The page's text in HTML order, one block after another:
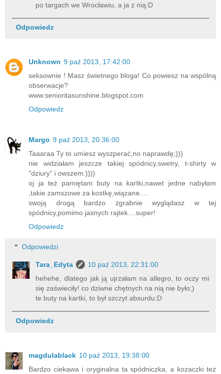
po targach we Wrocławiu, a ja z nią:D
Odpowiedz
Unknown 9 paź 2013, 17:42:00
seksownie ! Masz świetnego bloga! Co powiesz na wspólną
obserwacje?
www.senioritasunshine.blogspot.com
Odpowiedz
Margo 9 paź 2013, 20:36:00
Taaaraa Ty to umiesz wyszperać,no naprawdę;)))
nie widziałam jeszcze takiej spódnicy,swetry, t-shirty w
"dziury" i owszem:))))
oj ja też pamiętam buty na kartki,nawet jedne nabyłam
,takie zamszowe za kostkę,wiązane....
swoją drogą bardzo zgrabnie wyglądasz w tej
spódnicy,pomimo jasnych rajtek....super!
Odpowiedz
Odpowiedzi
Tara_Edyta
10 paź 2013, 22:31:00
hehehe, dlatego jak ją ujrzałam na allegro, to oczy mi
się zaświeciły! co dziwne chętnych na nią nie było;)
te buty na kartki, to był szczyt absurdu:D
Odpowiedz
magdulablack 10 paź 2013, 19:38:00
Bardzo ciekawa i oryginalna ta spódniczka, a kozaczki też